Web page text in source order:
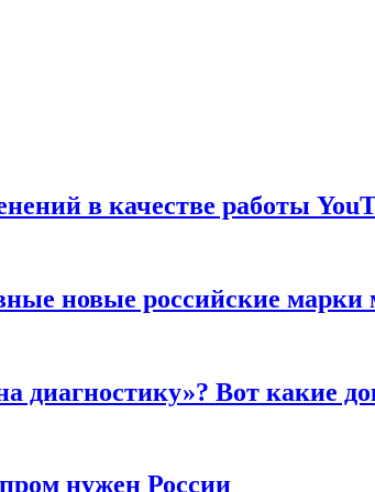
в качестве работы
новые российские
диагностику»? Вот какие
нужен России